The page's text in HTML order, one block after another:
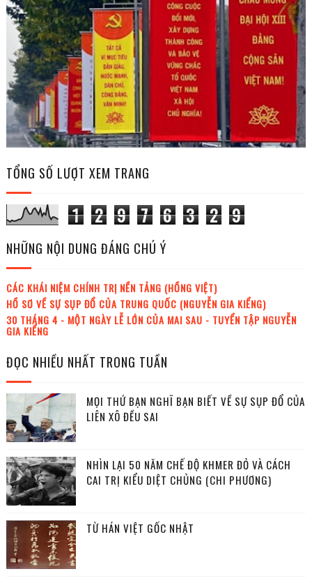
TỔNG SỐ LƯỢT XEM TRANG
1 2 9 7 6 3 2 9
NHỮNG NỘI DUNG ĐÁNG CHÚ Ý
CÁC KHÁI NIỆM CHÍNH TRỊ NỀN TẢNG (HỒNG VIỆT)
HỒ SƠ VỀ SỰ SỤP ĐỔ CỦA TRUNG QUỐC (NGUYỄN GIA KIỂNG)
30 THÁNG 4 - MỘT NGÀY LỄ LỚN CỦA MAI SAU - TUYỂN TẬP NGUYỄN
GIA KIỂNG
ĐỌC NHIỀU NHẤT TRONG TUẦN
MỌI THỨ BẠN NGHĨ BẠN BIẾT VỀ SỰ SỤP ĐỔ CỦA
LIÊN XÔ ĐỀU SAI
NHÌN LẠI 50 NĂM CHẾ ĐỘ KHMER ĐỎ VÀ CÁCH
CAI TRỊ KIỂU DIỆT CHỦNG (CHI PHƯƠNG)
TỪ HÁN VIỆT GỐC NHẬT